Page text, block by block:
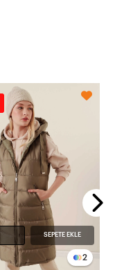
2
SEPETE EKLE